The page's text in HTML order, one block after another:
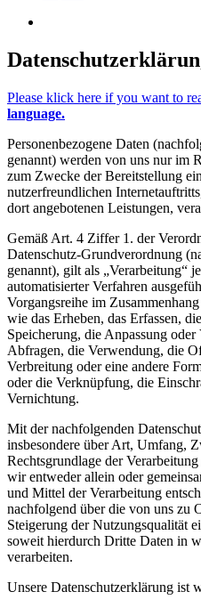
Please klick here if you want to
language.
Personenbezogene Daten
genannt) werden von uns nur im
zum Zwecke der Bereitstellung
nutzerfreundlichen
dort angebotenen Leistungen,
Gemäß Art. 4 Ziffer 1. der
Datenschutz-Grundverordnung
genannt), gilt als „Verarbeitung“
automatisierter Verfahren
Vorgangsreihe im
wie das Erheben, das Erfassen,
Speicherung, die Anpassung oder
Abfragen, die Verwendung, die
Verbreitung oder eine andere
oder die Verknüpfung, die
Vernichtung.
Mit der nachfolgenden
insbesondere über Art, Umfang,
Rechtsgrundlage der
wir entweder allein oder
und Mittel der Verarbeitung
nachfolgend über die von uns zu
Steigerung der Nutzungsqualität
soweit hierdurch Dritte Daten in
verarbeiten.
Unsere Datenschutzerklärung ist